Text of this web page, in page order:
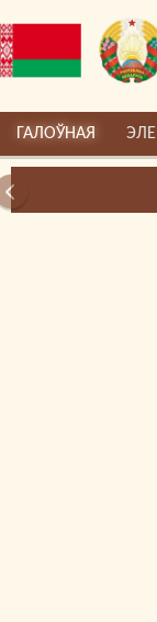
ГАЛОЎНАЯ
РЭСУРС